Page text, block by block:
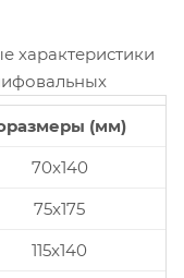
характеристики
(мм)
70x140
75x175
115x140